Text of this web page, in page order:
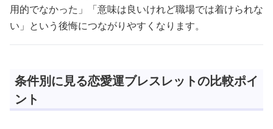
用的でなかった」「意味は良いけれど職場では着けられな
い」という後悔につながりやすくなります。
条件別に見る恋愛運ブレスレットの比較ポイ
ント